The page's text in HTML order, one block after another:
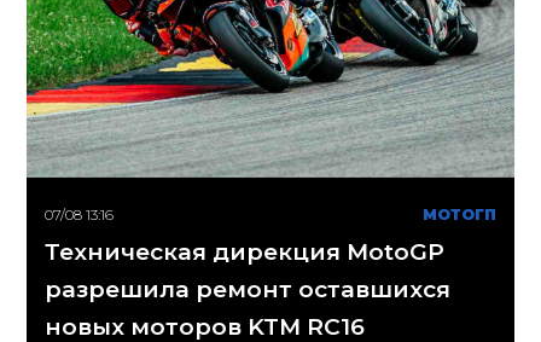
07/08 13:16 МОТОГП
Техническая дирекция MotoGP
разрешила ремонт оставшихся
новых моторов KTM RC16